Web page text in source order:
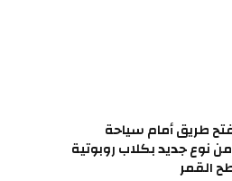
طريق أمام سياحة
نوع جديد بكلاب روبوتية
القمر